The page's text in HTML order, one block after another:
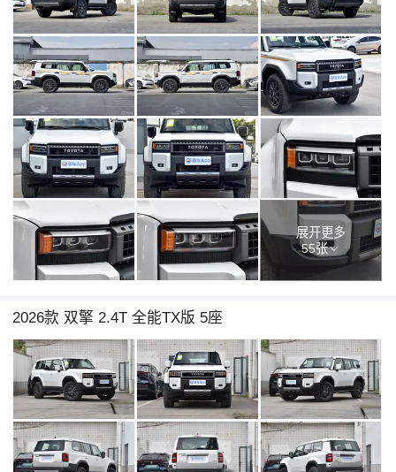
展开更多
55张
2026款 双擎 2.4T 全能TX版 5座